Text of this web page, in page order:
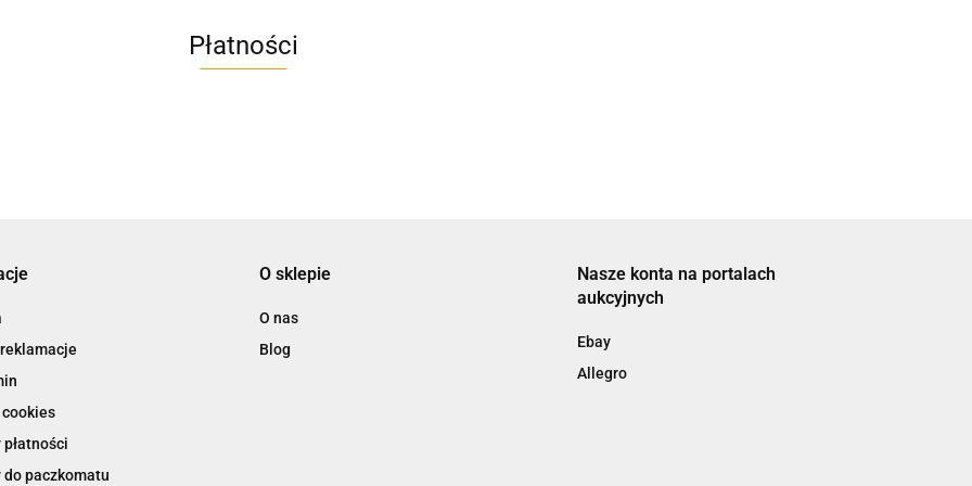
Płatności
do paczkomatu
O sklepie
O nas
Blog
Nasze konta na portalach
aukcyjnych
Ebay
Allegro